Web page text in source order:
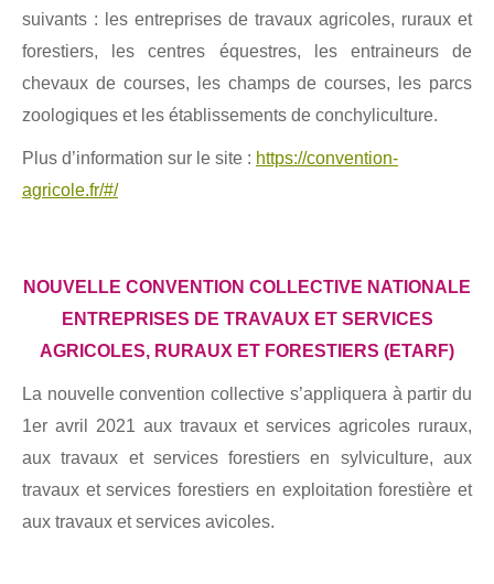
suivants : les entreprises de travaux agricoles, ruraux et
forestiers, les centres équestres, les entraineurs de
chevaux de courses, les champs de courses, les parcs
zoologiques et les établissements de conchyliculture.
Plus d’information sur le site : https://convention-
agricole.fr/#/
NOUVELLE CONVENTION COLLECTIVE NATIONALE
ENTREPRISES DE TRAVAUX ET SERVICES
AGRICOLES, RURAUX ET FORESTIERS (ETARF)
La nouvelle convention collective s’appliquera à partir du
1er avril 2021 aux travaux et services agricoles ruraux,
aux travaux et services forestiers en sylviculture, aux
travaux et services forestiers en exploitation forestière et
aux travaux et services avicoles.